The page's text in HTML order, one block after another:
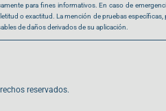
para fines informativos. En caso de
o exactitud. La mención de pruebas
de daños derivados de su aplicación.
reservados.